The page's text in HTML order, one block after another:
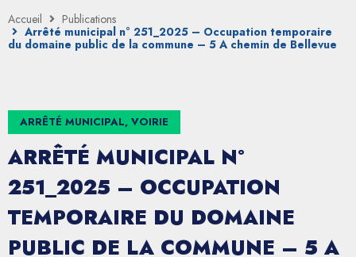
Accueil
Publications
Arrêté municipal n° 251_2025 – Occupation temporaire
du domaine public de la commune – 5 A chemin de Bellevue
ARRÊTÉ MUNICIPAL, VOIRIE
ARRÊTÉ MUNICIPAL N°
251_2025 – OCCUPATION
TEMPORAIRE DU DOMAINE
PUBLIC DE LA COMMUNE – 5 A